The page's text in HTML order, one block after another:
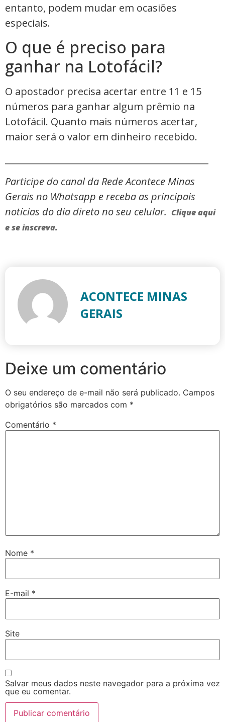
entanto, podem mudar em ocasiões
especiais.
O que é preciso para
ganhar na Lotofácil?
O apostador precisa acertar entre 11 e 15
números para ganhar algum prêmio na
Lotofácil. Quanto mais números acertar,
maior será o valor em dinheiro recebido.
Participe do canal da Rede Acontece Minas
Gerais no Whatsapp e receba as principais
notícias do dia direto no seu celular. Clique aqui
e se inscreva.
ACONTECE MINAS
GERAIS
Deixe um comentário
O seu endereço de e-mail não será publicado. Campos
obrigatórios são marcados com *
Comentário *
Nome *
E-mail *
Site
Salvar meus dados neste navegador para a próxima vez
que eu comentar.